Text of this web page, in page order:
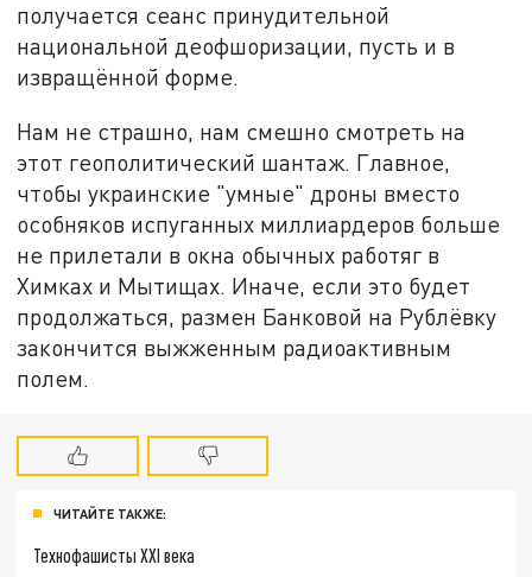
получается сеанс принудительной
национальной деофшоризации, пусть и в
извращённой форме.
Нам не страшно, нам смешно смотреть на
этот геополитический шантаж. Главное,
чтобы украинские "умные" дроны вместо
особняков испуганных миллиардеров больше
не прилетали в окна обычных работяг в
Химках и Мытищах. Иначе, если это будет
продолжаться, размен Банковой на Рублёвку
закончится выжженным радиоактивным
полем.
ЧИТАЙТЕ ТАКЖЕ:
Технофашисты XXI века